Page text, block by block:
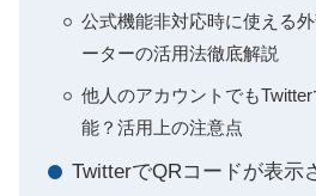
公式機能非対応時に使える
ーターの活用法徹底解説
他人のアカウントでも
能？活用上の注意点
TwitterでQRコードが表示